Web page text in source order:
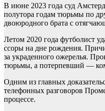
В июне 2023 года суд
полутора годам тюрьмы по
двоюродного брата с
Летом 2020 года футболист
ссоры на дне рождения.
за украденного ожерелья.
тюрьмы, а потерпевший —
Одним из главных
телефонных разговоров
процессе.